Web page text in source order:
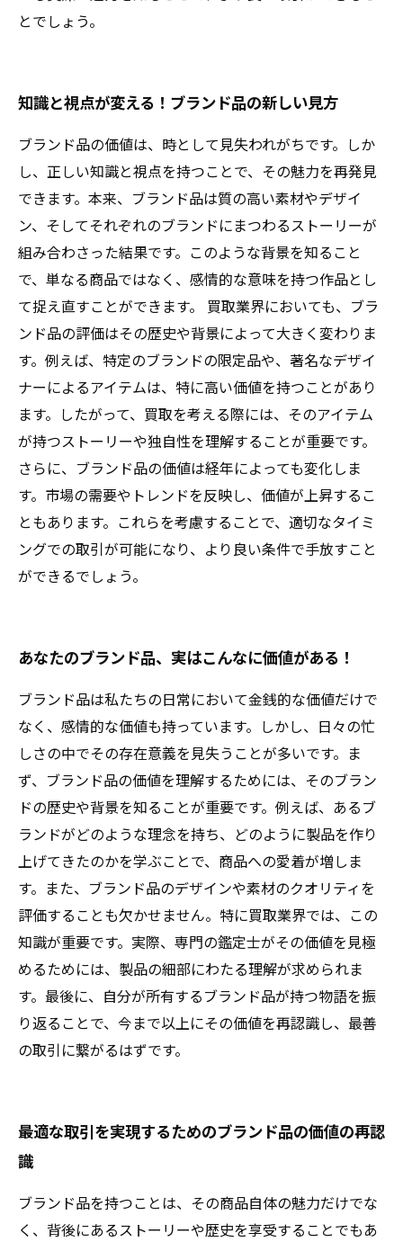
とでしょう。
知識と視点が変える！ブランド品の新しい見方
ブランド品の価値は、時として見失われがちです。しか
し、正しい知識と視点を持つことで、その魅力を再発見
できます。本来、ブランド品は質の高い素材やデザイ
ン、そしてそれぞれのブランドにまつわるストーリーが
組み合わさった結果です。このような背景を知ること
で、単なる商品ではなく、感情的な意味を持つ作品とし
て捉え直すことができます。 買取業界においても、ブラ
ンド品の評価はその歴史や背景によって大きく変わりま
す。例えば、特定のブランドの限定品や、著名なデザイ
ナーによるアイテムは、特に高い価値を持つことがあり
ます。したがって、買取を考える際には、そのアイテム
が持つストーリーや独自性を理解することが重要です。
さらに、ブランド品の価値は経年によっても変化しま
す。市場の需要やトレンドを反映し、価値が上昇するこ
ともあります。これらを考慮することで、適切なタイミ
ングでの取引が可能になり、より良い条件で手放すこと
ができるでしょう。
あなたのブランド品、実はこんなに価値がある！
ブランド品は私たちの日常において金銭的な価値だけで
なく、感情的な価値も持っています。しかし、日々の忙
しさの中でその存在意義を見失うことが多いです。ま
ず、ブランド品の価値を理解するためには、そのブラン
ドの歴史や背景を知ることが重要です。例えば、あるブ
ランドがどのような理念を持ち、どのように製品を作り
上げてきたのかを学ぶことで、商品への愛着が増しま
す。また、ブランド品のデザインや素材のクオリティを
評価することも欠かせません。特に買取業界では、この
知識が重要です。実際、専門の鑑定士がその価値を見極
めるためには、製品の細部にわたる理解が求められま
す。最後に、自分が所有するブランド品が持つ物語を振
り返ることで、今まで以上にその価値を再認識し、最善
の取引に繋がるはずです。
最適な取引を実現するためのブランド品の価値の再認
識
ブランド品を持つことは、その商品自体の魅力だけでな
く、背後にあるストーリーや歴史を享受することでもあ